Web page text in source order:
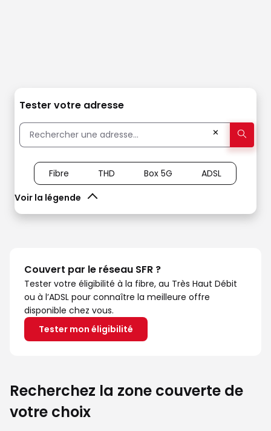
Tester votre adresse
✕
Voir la légende
Fibre THD Box 5G ADSL
Couvert par le réseau SFR ?
Tester votre éligibilité à la fibre, au Très Haut Débit
ou à l’ADSL pour connaître la meilleure offre
disponible chez vous.
Tester mon éligibilité
Recherchez la zone couverte de
votre choix